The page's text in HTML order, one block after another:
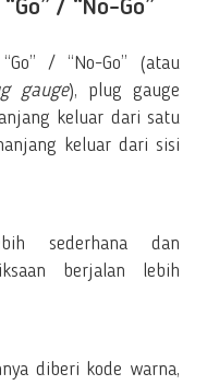
/ “No-Go”
/ “No-Go” (atau
gauge), plug gauge
keluar dari satu
keluar dari sisi
sederhana dan
berjalan lebih
diberi kode warna,